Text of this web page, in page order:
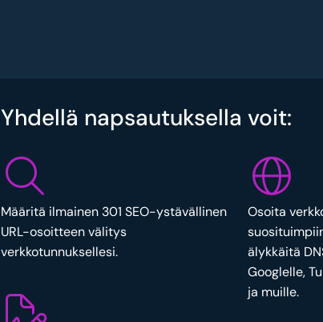
Yhdellä napsautuksella voit:
Määritä ilmainen 301 SEO-ystävällinen
URL-osoitteen välitys
verkkotunnuksellesi.
Osoita
älykkäitä
Googlelle,
ja muille.